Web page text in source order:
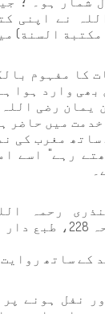
نے اپنی
کا مفہوم
وارد ہوا
یمان رضی
میں حاضر
مغرب کی
رہے" اسے
رحمہ
والترهیب (جلد 1،
کے ساتھ
نفل ہونے